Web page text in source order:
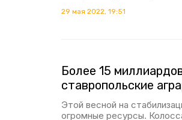
29 мая 2022, 19:51
Более 15
ставропольские
Этой весной на
огромные ресурсы.